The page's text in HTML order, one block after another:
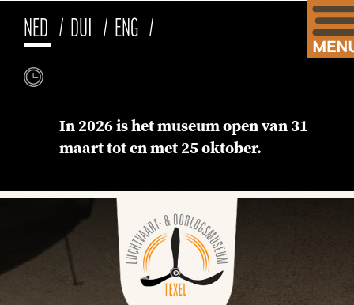
In 2026 is het museum open van 31
maart tot en met 25 oktober.
NED DUI ENG